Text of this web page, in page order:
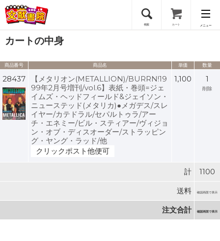
検索 カート メニュー
会員登録
ログイン
カートの中身
商品番号 商品名 単価 数量
28437
【メタリオン(METALLION)/BURRN!19
99年2月号増刊/vol.6】表紙・巻頭=ジェ
イムズ・ヘッドフィールド&ジェイソン・
ニューステッド(メタリカ)●メガデス/スレ
イヤー/カテドラル/セパルトゥラ/アー
チ・エネミー/ビル・スティアー/ヴィジョ
ン・オブ・ディスオーダー/ストラッピン
グ・ヤング・ラッド/他
クリックポスト他便可
1,100 1
削除
計 1100
送料 確認画面で表示
注文合計 確認画面で表示